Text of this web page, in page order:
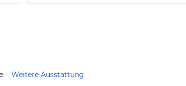
Weitere Ausstattung